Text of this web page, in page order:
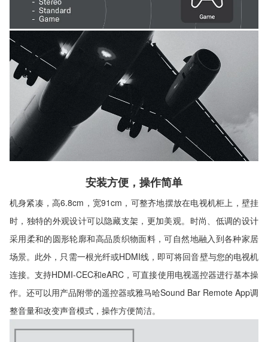
安装方便，操作简单
机身紧凑，高6.8cm，宽91cm，可整齐地摆放在电视机柜上，壁挂
时，独特的外观设计可以隐藏支架，更加美观。时尚、低调的设计
采用柔和的圆形轮廓和高品质织物面料，可自然地融入到各种家居
场景。此外，只需一根光纤或HDMI线，即可将回音壁与您的电视机
连接。支持HDMI-CEC和eARC，可直接使用电视遥控器进行基本操
作。还可以用产品附带的遥控器或雅马哈Sound Bar Remote App调
整音量和改变声音模式，操作方便简洁。